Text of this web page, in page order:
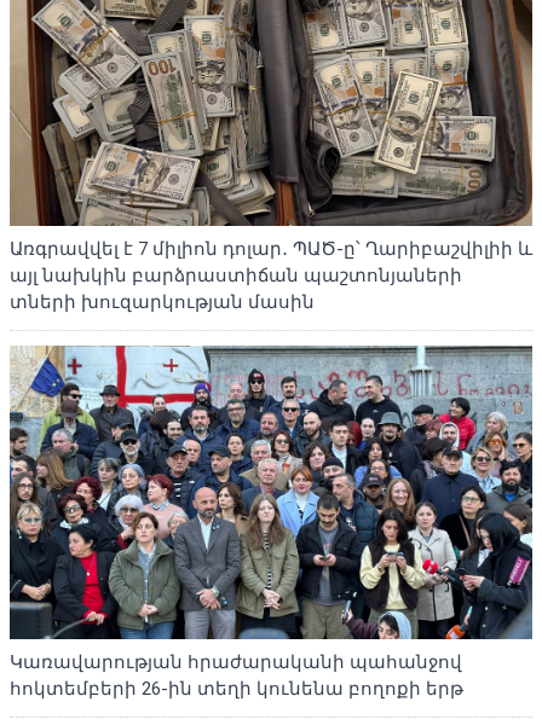
Առգրավվել է 7 միլիոն դոլար․ ՊԱԾ-ը՝ Ղարիբաշվիլիի և
այլ նախկին բարձրաստիճան պաշտոնյաների
տների խուզարկության մասին
Կառավարության հրաժարականի պահանջով
հոկտեմբերի 26-ին տեղի կունենա բողոքի երթ